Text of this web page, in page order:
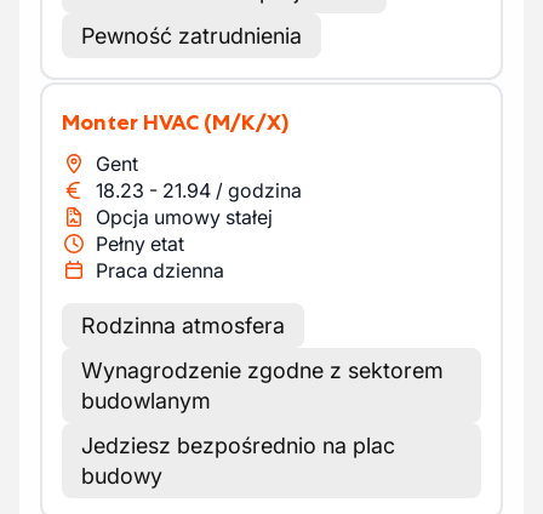
Pewność zatrudnienia
Monter HVAC (M/K/X)
Gent
18.23 - 21.94 / godzina
Opcja umowy stałej
Pełny etat
Praca dzienna
Rodzinna atmosfera
Wynagrodzenie zgodne z sektorem
budowlanym
Jedziesz bezpośrednio na plac
budowy